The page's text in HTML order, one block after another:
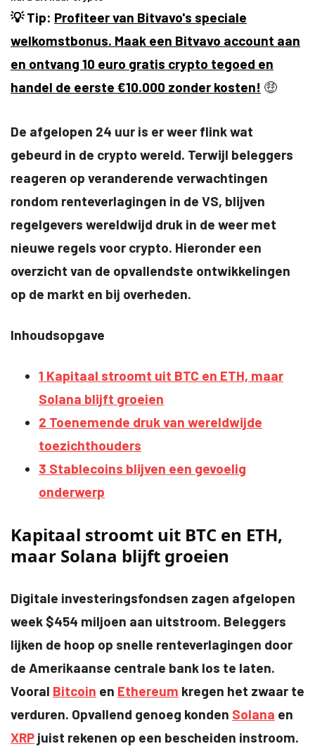
💡 Tip: Profiteer van Bitvavo's speciale
welkomstbonus. Maak een Bitvavo account aan
en ontvang 10 euro gratis crypto tegoed en
handel de eerste €10.000 zonder kosten! 🤑
De afgelopen 24 uur is er weer flink wat
gebeurd in de crypto wereld. Terwijl beleggers
reageren op veranderende verwachtingen
rondom renteverlagingen in de VS, blijven
regelgevers wereldwijd druk in de weer met
nieuwe regels voor crypto. Hieronder een
overzicht van de opvallendste ontwikkelingen
op de markt en bij overheden.
Inhoudsopgave
1 Kapitaal stroomt uit BTC en ETH, maar
Solana blijft groeien
2 Toenemende druk van wereldwijde
toezichthouders
3 Stablecoins blijven een gevoelig
onderwerp
Kapitaal stroomt uit BTC en ETH,
maar Solana blijft groeien
Digitale investeringsfondsen zagen afgelopen
week $454 miljoen aan uitstroom. Beleggers
lijken de hoop op snelle renteverlagingen door
de Amerikaanse centrale bank los te laten.
Vooral Bitcoin en Ethereum kregen het zwaar te
verduren. Opvallend genoeg konden Solana en
XRP juist rekenen op een bescheiden instroom.